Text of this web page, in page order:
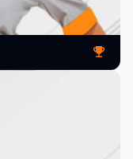
nos
com
colaboradores.